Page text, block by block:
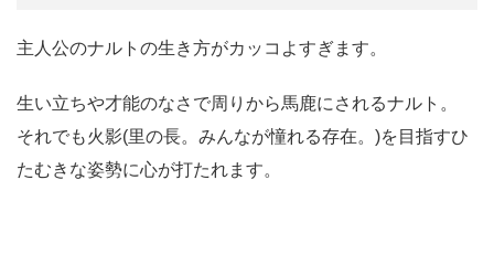
主人公のナルトの生き方がカッコよすぎます。
生い立ちや才能のなさで周りから馬鹿にされるナルト。
それでも火影(里の長。みんなが憧れる存在。)を目指すひ
たむきな姿勢に心が打たれます。